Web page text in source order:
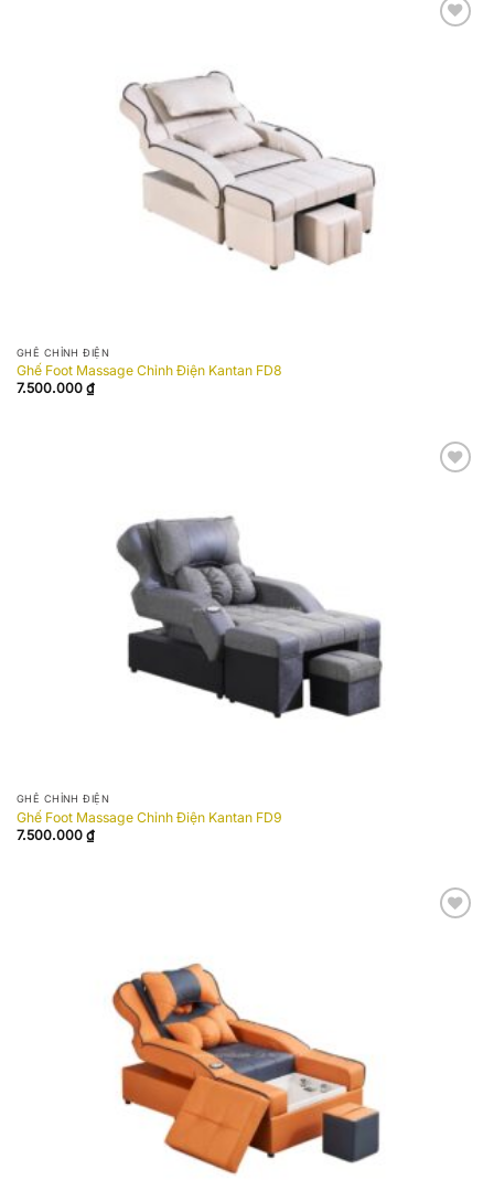
GHẾ CHỈNH ĐIỆN
Ghế Foot Massage Chỉnh Điện Kantan FD8
7.500.000 ₫
GHẾ CHỈNH ĐIỆN
Ghế Foot Massage Chỉnh Điện Kantan FD9
7.500.000 ₫